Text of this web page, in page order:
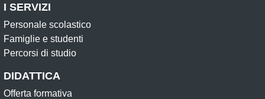
I SERVIZI
Personale scolastico
Famiglie e studenti
Percorsi di studio
DIDATTICA
Offerta formativa